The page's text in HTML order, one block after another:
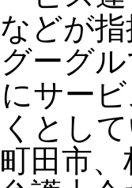
どが
ーグ
サー
とし
田市